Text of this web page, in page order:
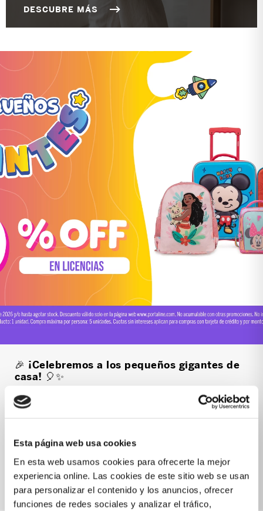
Esta página web usa cookies
En esta web usamos cookies para ofrecerte la mejor
experiencia online. Las cookies de este sitio web se usan
para personalizar el contenido y los anuncios, ofrecer
funciones de redes sociales y analizar el tráfico,
DESCUBRE MÁS
🎉 ¡Celebremos a los pequeños gigantes de
casa! 🎈✨
Mochilas, loncheras y maletas llenas de color,
diversión y sus licencias favoritas. Perfectos para
¡Elige su favorita!